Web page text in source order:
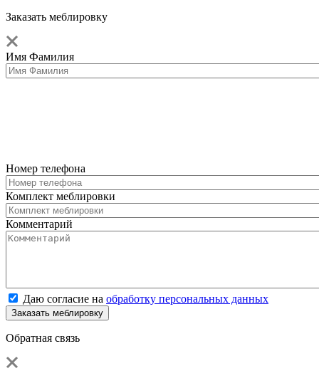
Заказать меблировку
Имя Фамилия
Номер телефона
Комплект меблировки
Комментарий
Даю согласие на обработку персональных данных
Обратная связь